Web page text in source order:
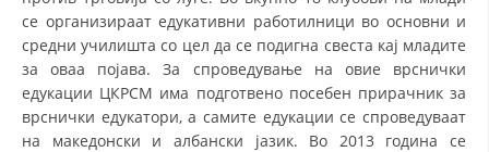
MЕЃУНАРОДНО ХУМАНИТАРНО ПРАВО
ПРОМОЦИЈА НА ХУМАНИ ВРЕДНОСТИ
УПОТРЕБА И ЗАШТИТА НА АМБЛЕМОТ
СОЦИЈАЛНО ХУМАНИТАРНА ДЕЈНОСТ
се организираат едукативни работилници во основни и
средни училишта со цел да се подигна свеста кај младите
за оваа појава. За спроведување на овие врснички
едукации ЦКРСМ има подготвено посебен прирачник за
врснички едукатори, а самите едукации се спроведуваат
на македонски и албански јазик. Во 2013 година се